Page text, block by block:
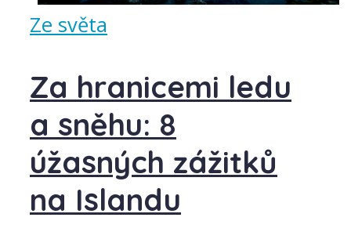
Ze světa
Za hranicemi ledu
a sněhu: 8
úžasných zážitků
na Islandu